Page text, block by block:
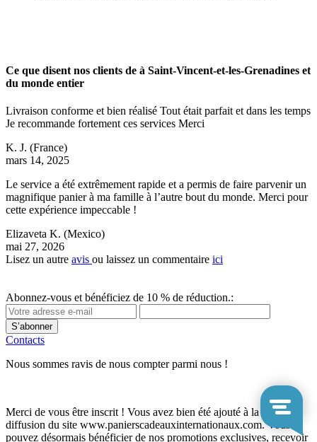
Ce que disent nos clients de à Saint-Vincent-et-les-Grenadines et
du monde entier
Livraison conforme et bien réalisé Tout était parfait et dans les temps
Je recommande fortement ces services Merci
K. J. (France)
mars 14, 2025
Le service a été extrêmement rapide et a permis de faire parvenir un
magnifique panier à ma famille à l’autre bout du monde. Merci pour
cette expérience impeccable !
Elizaveta K. (Mexico)
mai 27, 2026
Lisez un autre avis ou laissez un commentaire ici
Abonnez-vous et bénéficiez de 10 % de réduction.:
S’abonner
Contacts
Nous sommes ravis de nous compter parmi nous !
Merci de vous être inscrit ! Vous avez bien été ajouté à la liste de
diffusion du site www.panierscadeauxinternationaux.com. Vous
pouvez désormais bénéficier de nos promotions exclusives, recevoir